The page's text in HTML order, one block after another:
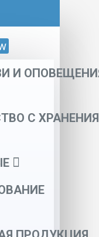
И
С ХРАНЕНИЯ